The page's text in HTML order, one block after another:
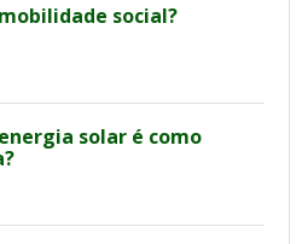
social?
solar é como